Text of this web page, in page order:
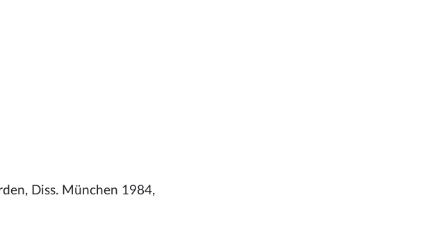
Diss. München 1984,